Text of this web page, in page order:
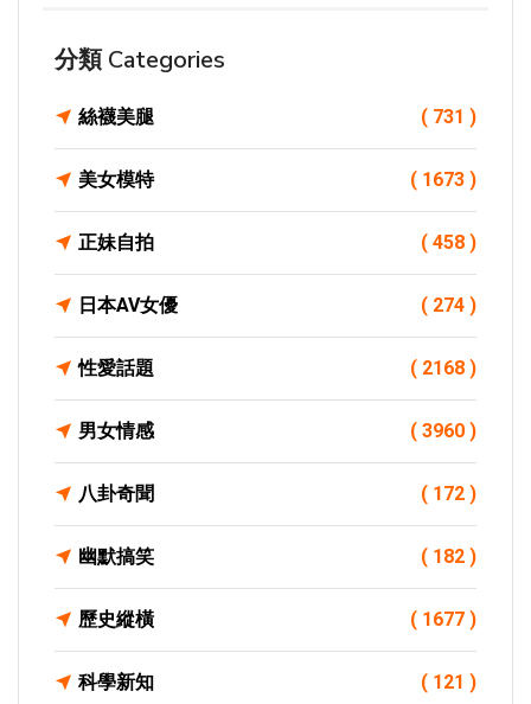
分類 Categories
絲襪美腿 ( 731 )
美女模特 ( 1673 )
正妹自拍 ( 458 )
日本AV女優 ( 274 )
性愛話題 ( 2168 )
男女情感 ( 3960 )
八卦奇聞 ( 172 )
幽默搞笑 ( 182 )
歷史縱橫 ( 1677 )
科學新知 ( 121 )